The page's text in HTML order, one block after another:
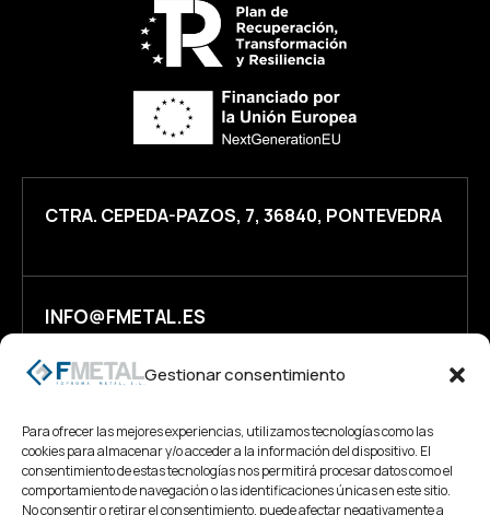
Gestionar consentimiento
Para ofrecer las mejores experiencias, utilizamos tecnologías como las
cookies para almacenar y/o acceder a la información del dispositivo. El
consentimiento de estas tecnologías nos permitirá procesar datos como el
comportamiento de navegación o las identificaciones únicas en este sitio.
No consentir o retirar el consentimiento, puede afectar negativamente a
CTRA. CEPEDA-PAZOS, 7, 36840, PONTEVEDRA
INFO@FMETAL.ES